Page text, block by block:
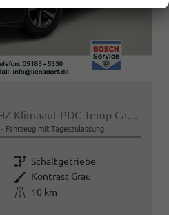
Edition WinterP SHZ LHZ Klimaaut PDC Temp CarPlay
Fahrzeug mit Tageszulassung
Getriebe Schaltgetriebe
Außenfarbe Kontrast Grau
Kilometerstand
10 km